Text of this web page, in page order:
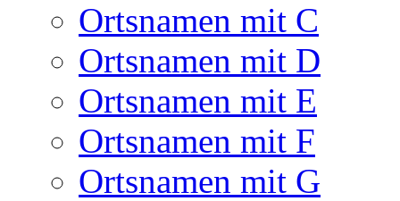
Ortsnamen mit C
Ortsnamen mit D
Ortsnamen mit E
Ortsnamen mit F
Ortsnamen mit G